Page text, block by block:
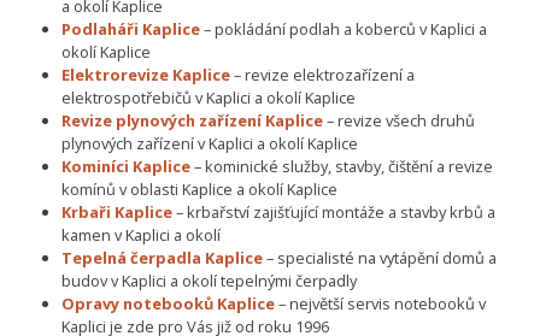
a okolí Kaplice
Podlaháři Kaplice– pokládání podlah a koberců v Kaplici a
okolí Kaplice
Elektrorevize Kaplice– revize elektrozařízení a
elektrospotřebičů v Kaplici a okolí Kaplice
Revize plynových zařízení Kaplice– revize všech druhů
plynových zařízení v Kaplici a okolí Kaplice
Kominíci Kaplice– kominické služby, stavby, čištění a revize
komínů v oblasti Kaplice a okolí Kaplice
Krbaři Kaplice– krbařství zajišťující montáže a stavby krbů a
kamen v Kaplici a okolí
Tepelná čerpadla Kaplice– specialisté na vytápění domů a
budov v Kaplici a okolí tepelnými čerpadly
Opravy notebooků Kaplice– největší servis notebooků v
Kaplici je zde pro Vás již od roku 1996